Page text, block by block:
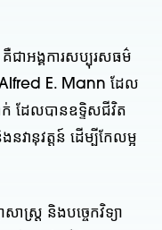
គឺជាអង្គការសប្បុរសធម៌
E. Mann ដែល
ក់ ដែលបានឧទ្ទិសជីវិត
នវានុវត្តន៍ ដើម្បីកែលម្អ
ស្ត្រ និងបច្ចេកវិទ្យា